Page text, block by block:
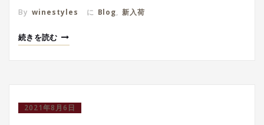
By winestyles に Blog, 新入荷
続きを読む
2021年8月6日